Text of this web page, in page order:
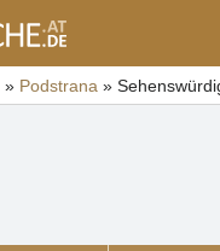
» Podstrana »